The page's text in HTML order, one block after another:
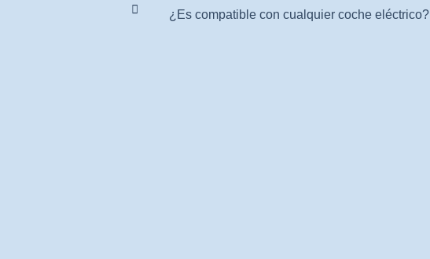
¿Es compatible con cualquier coche eléctrico?